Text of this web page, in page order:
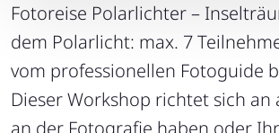
Fotoreise Polarlichter –
dem Polarlicht: max. 7
vom professionellen Fotoguide
Dieser Workshop richtet sich an